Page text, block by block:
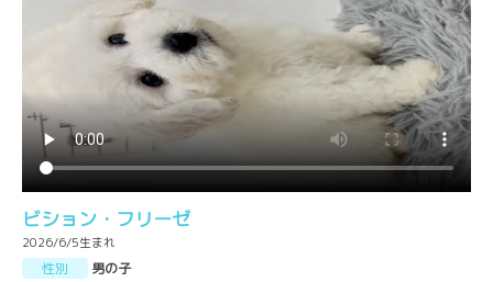
ビション・フリーゼ
2026/6/5生まれ
性別
男の子